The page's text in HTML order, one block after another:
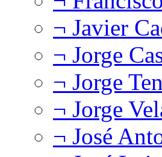
¬ Javier
¬ Jorge
¬ Jorge
¬ Jorge
¬ José